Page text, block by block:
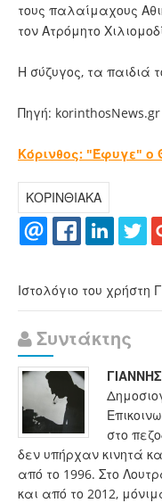
τους παλαίμαχους
τον Ατρόμητο
Η σύζυγος, τα παιδιά
Πηγή: korinthosNews.gr
Κόρινθος: "Έφυγε"
ΚΟΡΙΝΘΙΑΚΑ
Ιστολόγιο του χρήστη
Συντάκτης
στο
δεν υπήρχαν κινητά
από το 1996. Στο
και από το 2012,